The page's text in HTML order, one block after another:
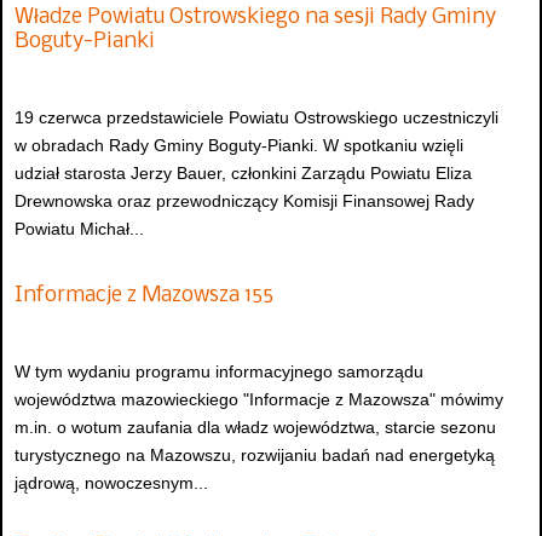
Władze Powiatu Ostrowskiego na sesji Rady Gminy
Boguty-Pianki
19 czerwca przedstawiciele Powiatu Ostrowskiego uczestniczyli
w obradach Rady Gminy Boguty-Pianki. W spotkaniu wzięli
udział starosta Jerzy Bauer, członkini Zarządu Powiatu Eliza
Drewnowska oraz przewodniczący Komisji Finansowej Rady
Powiatu Michał...
Informacje z Mazowsza 155
W tym wydaniu programu informacyjnego samorządu
województwa mazowieckiego "Informacje z Mazowsza" mówimy
m.in. o wotum zaufania dla władz województwa, starcie sezonu
turystycznego na Mazowszu, rozwijaniu badań nad energetyką
jądrową, nowoczesnym...